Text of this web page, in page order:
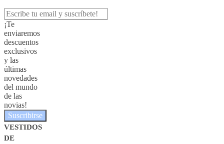
¡Te
enviaremos
descuentos
exclusivos
y las
últimas
novedades
del mundo
de las
novias!
Suscribirse
VESTIDOS
DE